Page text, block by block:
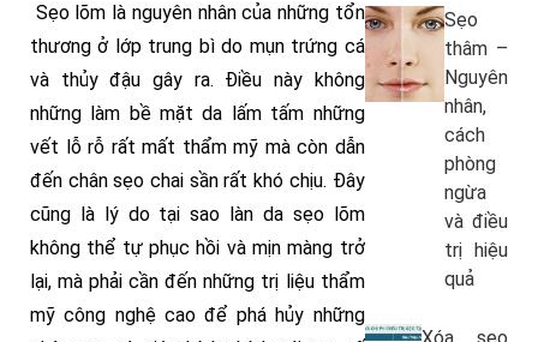
Sẹo lõm là nguyên nhân của những tổn
thương ở lớp trung bì do mụn trứng cá
và thủy đậu gây ra. Điều này không
những làm bề mặt da lấm tấm những
vết lỗ rỗ rất mất thẩm mỹ mà còn dẫn
đến chân sẹo chai sần rất khó chịu. Đây
cũng là lý do tại sao làn da sẹo lõm
không thể tự phục hồi và mịn màng trở
lại, mà phải cần đến những trị liệu thẩm
mỹ công nghệ cao để phá hủy những
Sẹo
thâm –
Nguyên
nhân,
cách
phòng
ngừa
và điều
trị hiệu
quả